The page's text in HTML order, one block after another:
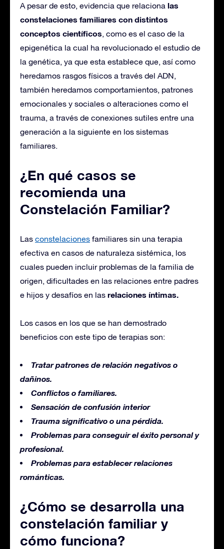
A pesar de esto, evidencia que relaciona las
constelaciones familiares con distintos
conceptos científicos, como es el caso de la
epigenética la cual ha revolucionado el estudio de
la genética, ya que esta establece que, así como
heredamos rasgos físicos a través del ADN,
también heredamos comportamientos, patrones
emocionales y sociales o alteraciones como el
trauma, a través de conexiones sutiles entre una
generación a la siguiente en los sistemas
familiares.
¿En qué casos se
recomienda una
Constelación Familiar?
Las constelaciones familiares sin una terapia
efectiva en casos de naturaleza sistémica, los
cuales pueden incluir problemas de la familia de
origen, dificultades en las relaciones entre padres
e hijos y desafíos en las relaciones íntimas.
Los casos en los que se han demostrado
beneficios con este tipo de terapias son:
Tratar patrones de relación negativos o
dañinos.
Conflictos o familiares.
Sensación de confusión interior
Trauma significativo o una pérdida.
Problemas para conseguir el éxito personal y
profesional.
Problemas para establecer relaciones
románticas.
¿Cómo se desarrolla una
constelación familiar y
cómo funciona?